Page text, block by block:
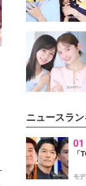
ニュースラ
01
最
モ